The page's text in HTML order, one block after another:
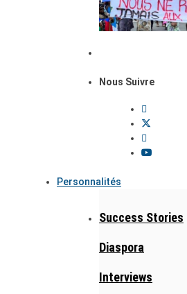
Nous Suivre
Personnalités
Success Stories
Diaspora
Interviews